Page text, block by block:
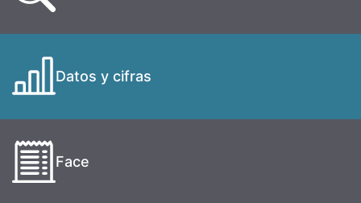
Datos y cifras
Face